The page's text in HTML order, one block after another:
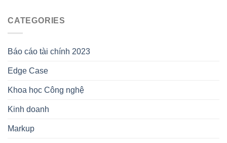
CATEGORIES
Báo cáo tài chính 2023
Edge Case
Khoa học Công nghệ
Kinh doanh
Markup